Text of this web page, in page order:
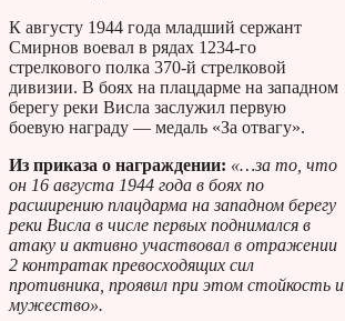
К августу 1944 года младший сержант
Смирнов воевал в рядах 1234-го
стрелкового полка 370-й стрелковой
дивизии. В боях на плацдарме на западном
берегу реки Висла заслужил первую
боевую награду — медаль «За отвагу».
Из приказа о награждении: «…за то, что
он 16 августа 1944 года в боях по
расширению плацдарма на западном берегу
реки Висла в числе первых поднимался в
атаку и активно участвовал в отражении
2 контратак превосходящих сил
противника, проявил при этом стойкость и
мужество».